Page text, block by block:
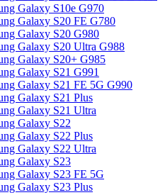
Galaxy S10e G970
Galaxy S20 FE G780
Galaxy S20 G980
Galaxy S20 Ultra G988
Galaxy S20+ G985
Galaxy S21 G991
Galaxy S21 FE 5G G990
Galaxy S21 Plus
Galaxy S21 Ultra
Galaxy S22
Galaxy S22 Plus
Galaxy S22 Ultra
Galaxy S23
Galaxy S23 FE 5G
Galaxy S23 Plus